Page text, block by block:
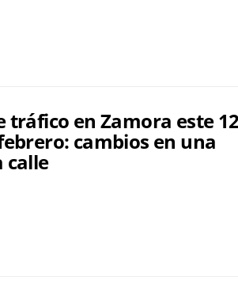
tráfico en Zamora este
cambios en una
calle